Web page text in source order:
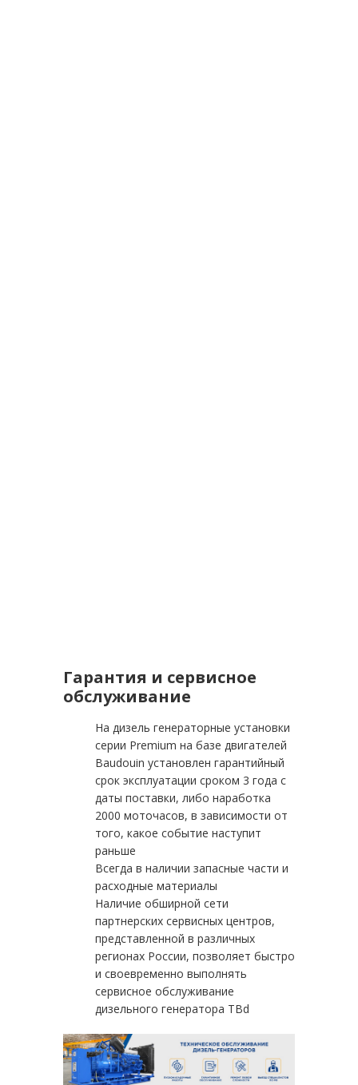
Гарантия и сервисное
обслуживание
На дизель генераторные установки
серии Premium на базе двигателей
Baudouin установлен гарантийный
срок эксплуатации сроком 3 года с
даты поставки, либо наработка
2000 моточасов, в зависимости от
того, какое событие наступит
раньше
Всегда в наличии запасные части и
расходные материалы
Наличие обширной сети
партнерских сервисных центров,
представленной в различных
регионах России, позволяет быстро
и своевременно выполнять
сервисное обслуживание
дизельного генератора TBd